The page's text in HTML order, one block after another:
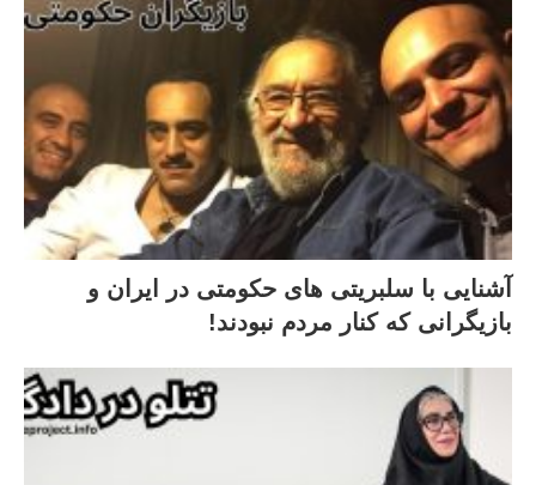
آشنایی با سلبریتی های حکومتی در ایران و
بازیگرانی که کنار مردم نبودند!